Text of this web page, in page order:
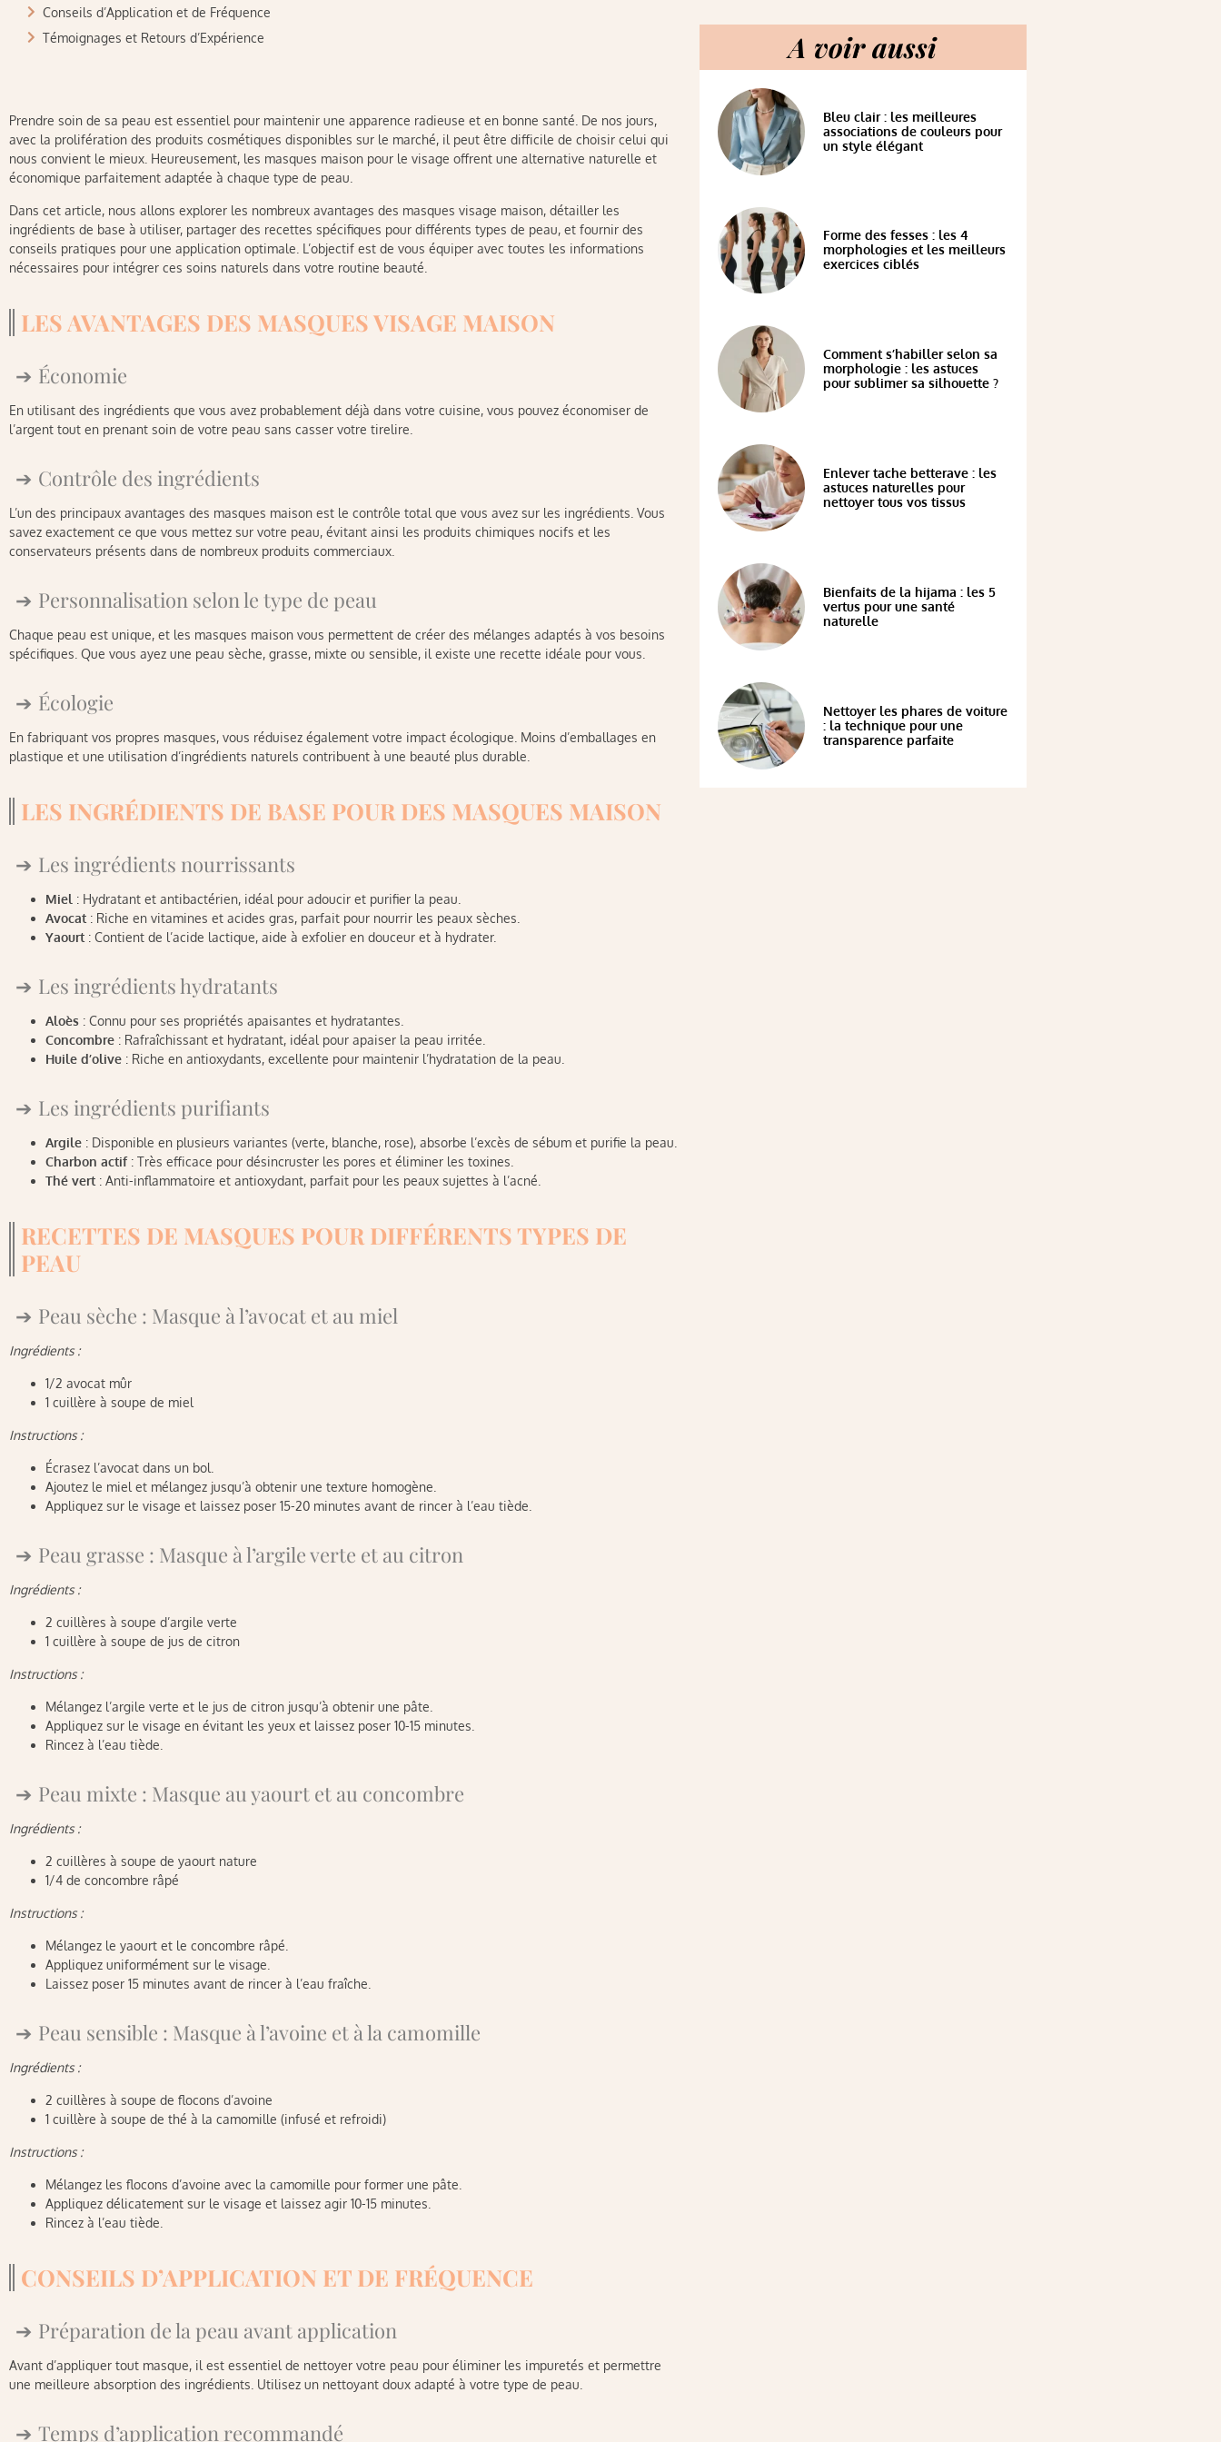
Conseils d’Application et de Fréquence
Témoignages et Retours d’Expérience
Prendre soin de sa peau est essentiel pour maintenir une apparence radieuse et en bonne santé. De nos jours,
avec la prolifération des produits cosmétiques disponibles sur le marché, il peut être difficile de choisir celui qui
nous convient le mieux. Heureusement, les masques maison pour le visage offrent une alternative naturelle et
économique parfaitement adaptée à chaque type de peau.
Dans cet article, nous allons explorer les nombreux avantages des masques visage maison, détailler les
ingrédients de base à utiliser, partager des recettes spécifiques pour différents types de peau, et fournir des
conseils pratiques pour une application optimale. L’objectif est de vous équiper avec toutes les informations
nécessaires pour intégrer ces soins naturels dans votre routine beauté.
LES AVANTAGES DES MASQUES VISAGE MAISON
Économie
En utilisant des ingrédients que vous avez probablement déjà dans votre cuisine, vous pouvez économiser de
l’argent tout en prenant soin de votre peau sans casser votre tirelire.
Contrôle des ingrédients
L’un des principaux avantages des masques maison est le contrôle total que vous avez sur les ingrédients. Vous
savez exactement ce que vous mettez sur votre peau, évitant ainsi les produits chimiques nocifs et les
conservateurs présents dans de nombreux produits commerciaux.
Personnalisation selon le type de peau
Chaque peau est unique, et les masques maison vous permettent de créer des mélanges adaptés à vos besoins
spécifiques. Que vous ayez une peau sèche, grasse, mixte ou sensible, il existe une recette idéale pour vous.
Écologie
En fabriquant vos propres masques, vous réduisez également votre impact écologique. Moins d’emballages en
plastique et une utilisation d’ingrédients naturels contribuent à une beauté plus durable.
LES INGRÉDIENTS DE BASE POUR DES MASQUES MAISON
Les ingrédients nourrissants
Miel : Hydratant et antibactérien, idéal pour adoucir et purifier la peau.
Avocat : Riche en vitamines et acides gras, parfait pour nourrir les peaux sèches.
Yaourt : Contient de l’acide lactique, aide à exfolier en douceur et à hydrater.
Les ingrédients hydratants
Aloès : Connu pour ses propriétés apaisantes et hydratantes.
Concombre : Rafraîchissant et hydratant, idéal pour apaiser la peau irritée.
Huile d’olive : Riche en antioxydants, excellente pour maintenir l’hydratation de la peau.
Les ingrédients purifiants
Argile : Disponible en plusieurs variantes (verte, blanche, rose), absorbe l’excès de sébum et purifie la peau.
Charbon actif: Très efficace pour désincruster les pores et éliminer les toxines.
Thé vert : Anti-inflammatoire et antioxydant, parfait pour les peaux sujettes à l’acné.
RECETTES DE MASQUES POUR DIFFÉRENTS TYPES DE
PEAU
Peau sèche : Masque à l’avocat et au miel
Ingrédients :
1/2 avocat mûr
1 cuillère à soupe de miel
Instructions :
Écrasez l’avocat dans un bol.
Ajoutez le miel et mélangez jusqu’à obtenir une texture homogène.
Appliquez sur le visage et laissez poser 15-20 minutes avant de rincer à l’eau tiède.
Peau grasse : Masque à l’argile verte et au citron
Ingrédients :
2 cuillères à soupe d’argile verte
1 cuillère à soupe de jus de citron
Instructions :
Mélangez l’argile verte et le jus de citron jusqu’à obtenir une pâte.
Appliquez sur le visage en évitant les yeux et laissez poser 10-15 minutes.
Rincez à l’eau tiède.
Peau mixte : Masque au yaourt et au concombre
Ingrédients :
2 cuillères à soupe de yaourt nature
1/4 de concombre râpé
Instructions :
Mélangez le yaourt et le concombre râpé.
Appliquez uniformément sur le visage.
Laissez poser 15 minutes avant de rincer à l’eau fraîche.
Peau sensible : Masque à l’avoine et à la camomille
Ingrédients :
2 cuillères à soupe de flocons d’avoine
1 cuillère à soupe de thé à la camomille (infusé et refroidi)
Instructions :
Mélangez les flocons d’avoine avec la camomille pour former une pâte.
Appliquez délicatement sur le visage et laissez agir 10-15 minutes.
Rincez à l’eau tiède.
CONSEILS D’APPLICATION ET DE FRÉQUENCE
Préparation de la peau avant application
Avant d’appliquer tout masque, il est essentiel de nettoyer votre peau pour éliminer les impuretés et permettre
une meilleure absorption des ingrédients. Utilisez un nettoyant doux adapté à votre type de peau.
Temps d’application recommandé
A voir aussi
Bleu clair : les meilleures
associations de couleurs pour
un style élégant
Forme des fesses : les 4
morphologies et les meilleurs
exercices ciblés
Comment s’habiller selon sa
morphologie : les astuces
pour sublimer sa silhouette ?
Enlever tache betterave : les
astuces naturelles pour
nettoyer tous vos tissus
Bienfaits de la hijama : les 5
vertus pour une santé
naturelle
Nettoyer les phares de voiture
: la technique pour une
transparence parfaite